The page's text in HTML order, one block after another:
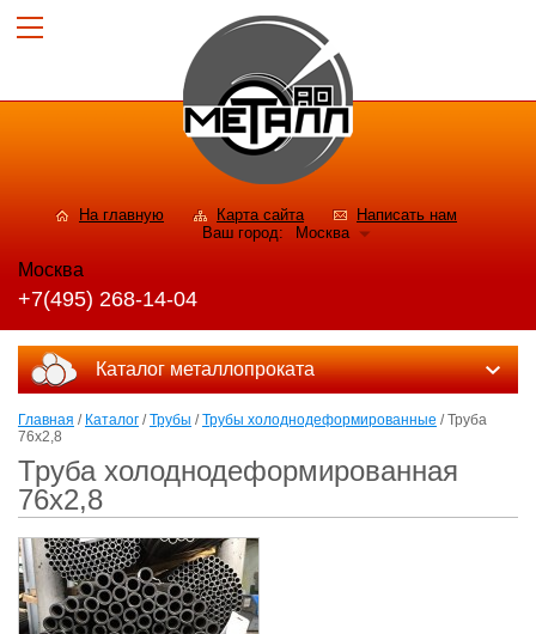
На главную Карта сайта
Написать нам
Ваш город:
Москва
Москва
+7(495) 268-14-04
Каталог металлопроката
Главная / Каталог /Трубы /Трубы холоднодеформированные / Труба
76x2,8
Труба холоднодеформированная
76x2,8